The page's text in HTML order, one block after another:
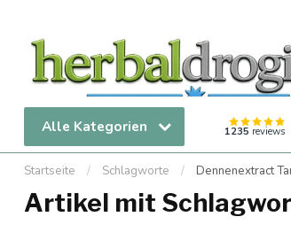
Alle Kategorien 1235 reviews
Startseite / Schlagworte / Dennenextract
Artikel mit